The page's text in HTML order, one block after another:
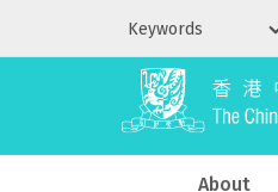
About